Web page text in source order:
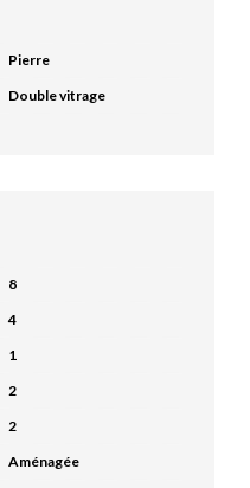
Pierre
Double vitrage
8
4
1
2
2
Aménagée